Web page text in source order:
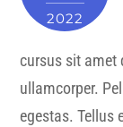
2022
cursus sit amet
ullamcorper.
egestas. Tellus